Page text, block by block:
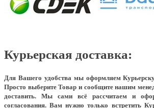
Курьерская доставка:
Для Вашего удобства мы оформляем
Просто выберите Товар и сообщите нашим
доставить. Мы сами всё рассчитаем и
согласования. Вам нужно только встретить